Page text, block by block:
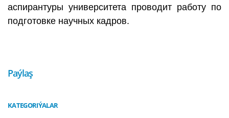
аспирантуры университета проводит работу по
подготовке научных кадров.
Paýlaş
KATEGORIÝALAR